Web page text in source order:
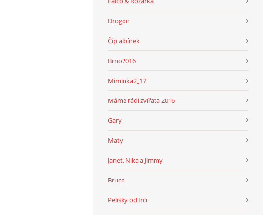
Drogon
Čip albínek
Brno2016
Miminka2_17
Máme rádi zvířata 2016
Gary
Maty
Janet, Nika a Jimmy
Bruce
Pelíšky od Irči